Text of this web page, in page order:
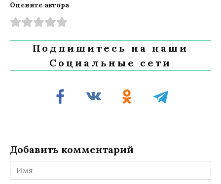
Оцените автора
Подпишитесь на наши
Социальные сети
Добавить комментарий
Имя